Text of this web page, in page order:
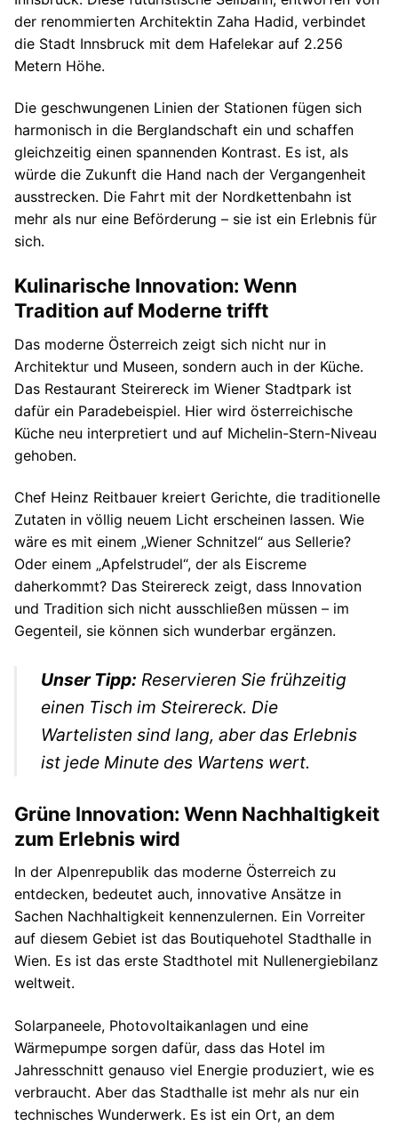
der renommierten Architektin Zaha Hadid, verbindet
die Stadt Innsbruck mit dem Hafelekar auf 2.256
Metern Höhe.
Die geschwungenen Linien der Stationen fügen sich
harmonisch in die Berglandschaft ein und schaffen
gleichzeitig einen spannenden Kontrast. Es ist, als
würde die Zukunft die Hand nach der Vergangenheit
ausstrecken. Die Fahrt mit der Nordkettenbahn ist
mehr als nur eine Beförderung – sie ist ein Erlebnis für
sich.
Kulinarische Innovation: Wenn
Tradition auf Moderne trifft
Das moderne Österreich zeigt sich nicht nur in
Architektur und Museen, sondern auch in der Küche.
Das Restaurant Steirereck im Wiener Stadtpark ist
dafür ein Paradebeispiel. Hier wird österreichische
Küche neu interpretiert und auf Michelin-Stern-Niveau
gehoben.
Chef Heinz Reitbauer kreiert Gerichte, die traditionelle
Zutaten in völlig neuem Licht erscheinen lassen. Wie
wäre es mit einem „Wiener Schnitzel“ aus Sellerie?
Oder einem „Apfelstrudel“, der als Eiscreme
daherkommt? Das Steirereck zeigt, dass Innovation
und Tradition sich nicht ausschließen müssen – im
Gegenteil, sie können sich wunderbar ergänzen.
Unser Tipp: Reservieren Sie frühzeitig
einen Tisch im Steirereck. Die
Wartelisten sind lang, aber das Erlebnis
ist jede Minute des Wartens wert.
Grüne Innovation: Wenn Nachhaltigkeit
zum Erlebnis wird
In der Alpenrepublik das moderne Österreich zu
entdecken, bedeutet auch, innovative Ansätze in
Sachen Nachhaltigkeit kennenzulernen. Ein Vorreiter
auf diesem Gebiet ist das Boutiquehotel Stadthalle in
Wien. Es ist das erste Stadthotel mit Nullenergiebilanz
weltweit.
Solarpaneele, Photovoltaikanlagen und eine
Wärmepumpe sorgen dafür, dass das Hotel im
Jahresschnitt genauso viel Energie produziert, wie es
verbraucht. Aber das Stadthalle ist mehr als nur ein
technisches Wunderwerk. Es ist ein Ort, an dem